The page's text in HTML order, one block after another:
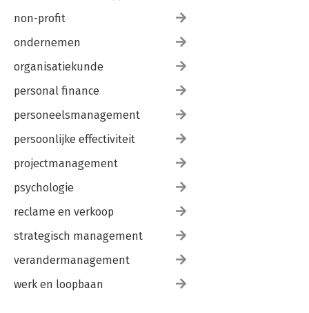
non-profit
ondernemen
organisatiekunde
personal finance
personeelsmanagement
persoonlijke effectiviteit
projectmanagement
psychologie
reclame en verkoop
strategisch management
verandermanagement
werk en loopbaan